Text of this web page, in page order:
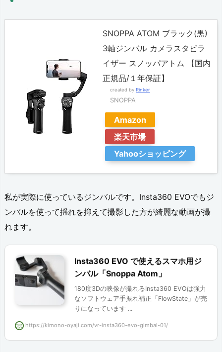
SNOPPA ATOM ブラック(黒)
3軸ジンバル カメラスタビラ
イザー スノッパアトム 【国内
正規品/１年保証】
created by Rinker
SNOPPA
Amazon
楽天市場
Yahooショッピング
私が実際に使っているジンバルです。Insta360 EVOでもジ
ンバルを使って揺れを抑えて撮影した方が綺麗な動画が撮
れます。
Insta360 EVO で使えるスマホ用ジ
ンバル「Snoppa Atom」
180度3Dの映像が撮れるInsta360 EVOは強力
なソフトウェア手振れ補正「FlowState」が売
りになっています ...
https://kimono-oyaji.com/vr-insta360-evo-gimbal-01/